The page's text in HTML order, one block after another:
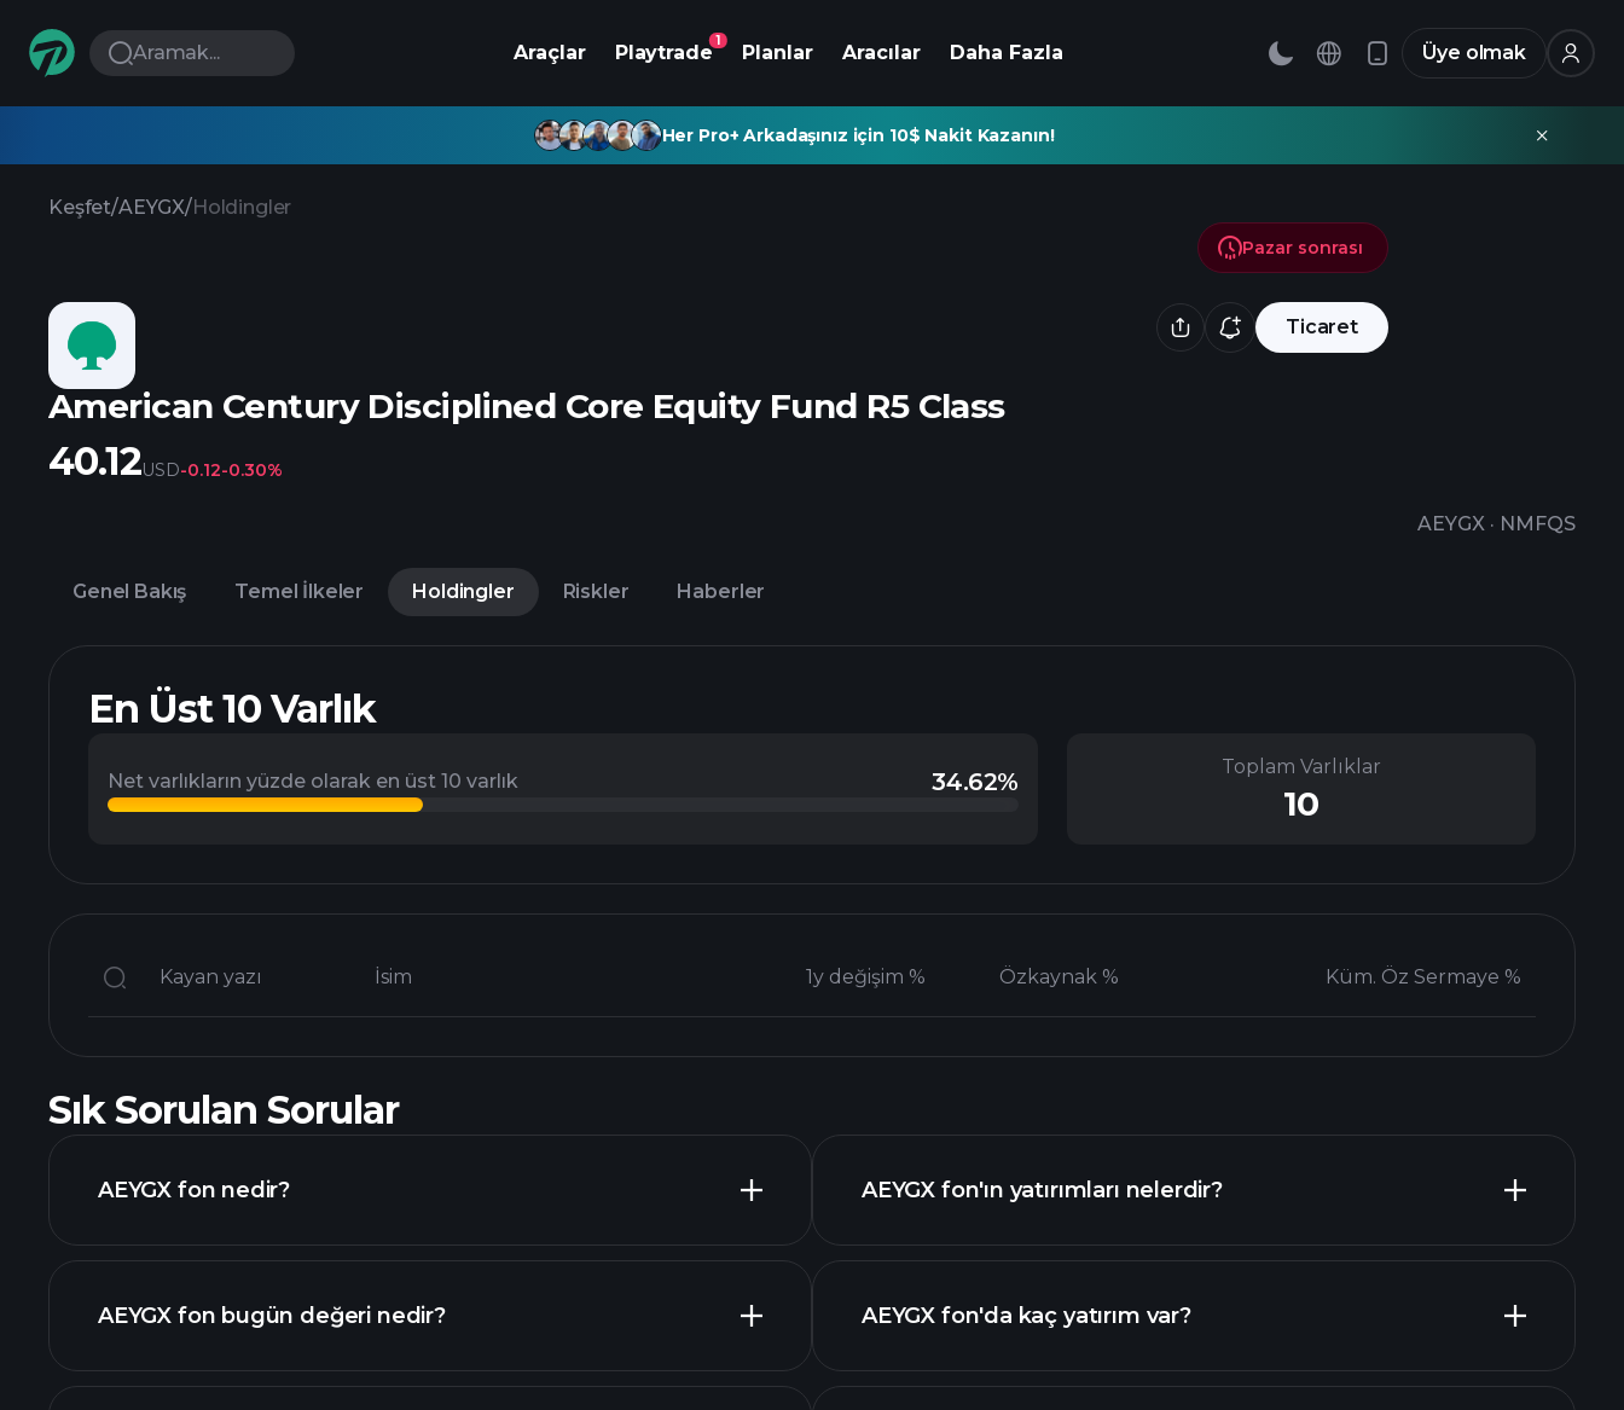
Aramak... Araçlar Playtrade
1
Planlar Aracılar Daha Fazla Üye olmak
Her Pro+ Arkadaşınız için 10$ Nakit Kazanın!
Keşfet/AEYGX/Holdingler
Ticaret
American Century Disciplined Core Equity Fund R5 Class
AEYGX · NMFQS
Pazar sonrası
40.12USD-0.12-0.30%
Genel Bakış Temel İlkeler Holdingler Riskler Haberler
En Üst 10 Varlık
Net varlıkların yüzde olarak en üst 10 varlık 34.62%
Toplam Varlıklar
10
Kayan yazı İsim 1y değişim % Özkaynak % Küm. Öz Sermaye %
Sık Sorulan Sorular
AEYGX fon nedir?
AEYGX fon bugün değeri nedir?
AEYGX fon'ın yatırımları nelerdir?
buradan
AEYGX fon'da kaç yatırım var?